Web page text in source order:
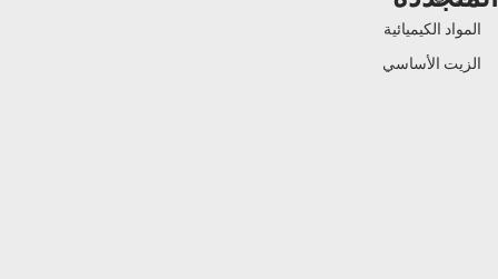
المواد الكيميائية
الزيت الأساسي